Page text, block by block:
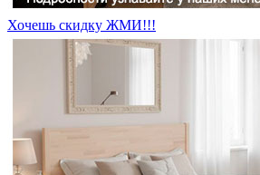
Хочешь скидку ЖМИ!!!